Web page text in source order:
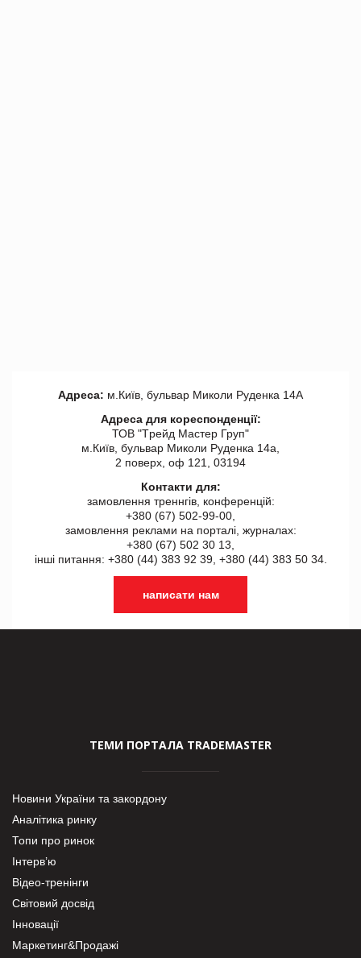
Адреса: м.Київ, бульвар Миколи Руденка 14А
Адреса для кореспонденції:
ТОВ "Tрейд Мастер Груп"
м.Київ, бульвар Миколи Руденка 14а,
2 поверх, оф 121, 03194
Контакти для:
замовлення треннгів, конференцій:
+380 (67) 502-99-00,
замовлення реклами на порталі, журналах:
+380 (67) 502 30 13,
інші питання: +380 (44) 383 92 39, +380 (44) 383 50 34.
написати нам
ТЕМИ ПОРТАЛА TRADEMASTER
Новини України та закордону
Аналітика ринку
Топи про ринок
Інтерв’ю
Відео-тренінги
Світовий досвід
Інновації
Маркетинг&Продажі